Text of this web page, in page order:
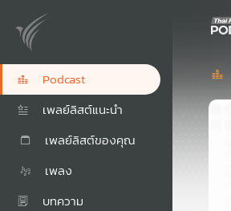
Podcast
เพลย์ลิสต์แนะนำ
เพลย์ลิสต์ของคุณ
เพลง
บทความ